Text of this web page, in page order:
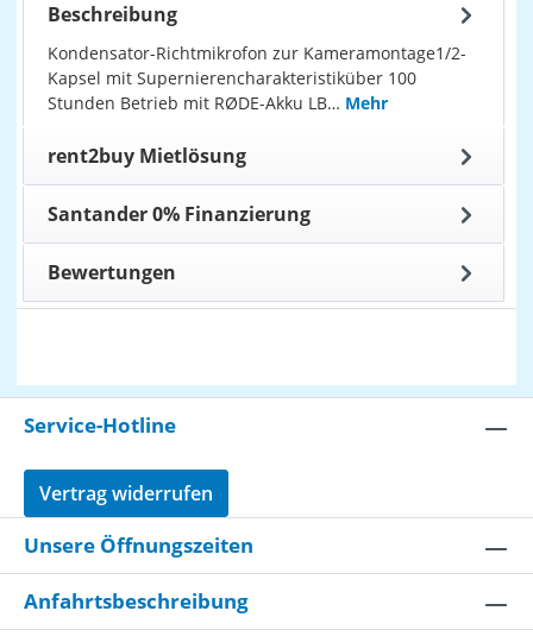
Beschreibung
Kondensator-Richtmikrofon zur Kameramontage1/2-
Kapsel mit Supernierencharakteristiküber 100
Stunden Betrieb mit RØDE-Akku LB… Mehr
rent2buy Mietlösung
Santander 0% Finanzierung
Bewertungen
Service-Hotline
Vertrag widerrufen
Unsere Öffnungszeiten
Anfahrtsbeschreibung